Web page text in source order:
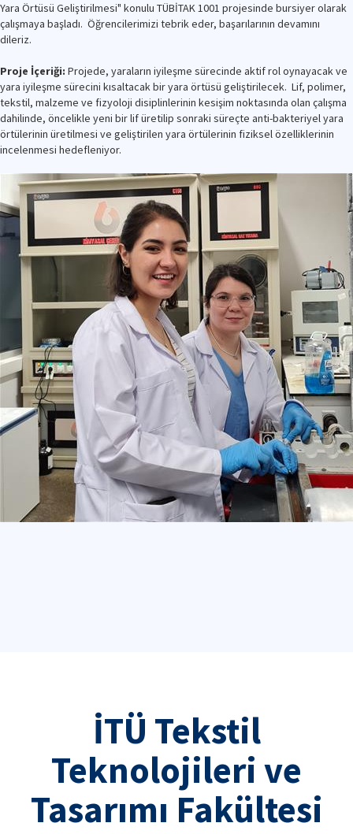
Yara Örtüsü Geliştirilmesi" konulu TÜBİTAK 1001 projesinde bursiyer olarak
çalışmaya başladı. Öğrencilerimizi tebrik eder, başarılarının devamını
dileriz.
Proje İçeriği: Projede, yaraların iyileşme sürecinde aktif rol oynayacak ve
yara iyileşme sürecini kısaltacak bir yara örtüsü geliştirilecek. Lif, polimer,
tekstil, malzeme ve fizyoloji disiplinlerinin kesişim noktasında olan çalışma
dahilinde, öncelikle yeni bir lif üretilip sonraki süreçte anti-bakteriyel yara
örtülerinin üretilmesi ve geliştirilen yara örtülerinin fiziksel özelliklerinin
incelenmesi hedefleniyor.
İTÜ Tekstil
Teknolojileri ve
Tasarımı Fakültesi